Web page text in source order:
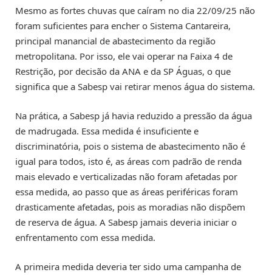
Mesmo as fortes chuvas que caíram no dia 22/09/25 não
foram suficientes para encher o Sistema Cantareira,
principal manancial de abastecimento da região
metropolitana. Por isso, ele vai operar na Faixa 4 de
Restrição, por decisão da ANA e da SP Águas, o que
significa que a Sabesp vai retirar menos água do sistema.
Na prática, a Sabesp já havia reduzido a pressão da água
de madrugada. Essa medida é insuficiente e
discriminatória, pois o sistema de abastecimento não é
igual para todos, isto é, as áreas com padrão de renda
mais elevado e verticalizadas não foram afetadas por
essa medida, ao passo que as áreas periféricas foram
drasticamente afetadas, pois as moradias não dispõem
de reserva de água. A Sabesp jamais deveria iniciar o
enfrentamento com essa medida.
A primeira medida deveria ter sido uma campanha de